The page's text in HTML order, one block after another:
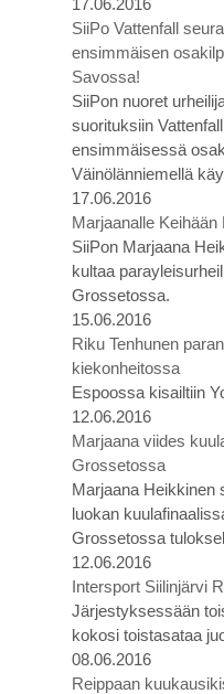
17.06.2016
SiiPo Vattenfall
ensimmäisen
Savossa!
SiiPon nuoret
suorituksiin
ensimmäisessä
Väinölänniemellä
17.06.2016
Marjaanalle Keihään
SiiPon Marjaana
kultaa
Grossetossa.
15.06.2016
Riku Tenhunen
kiekonheitossa
Espoossa kisailtiin
12.06.2016
Marjaana viides
Grossetossa
Marjaana Heikkinen
luokan
Grossetossa
12.06.2016
Intersport Siilinjärvi
Järjestyksessään
kokosi toistasataa
08.06.2016
Reippaan